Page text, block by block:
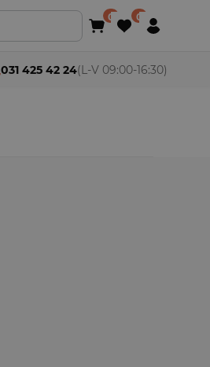
031 425 42 24(L-V 09:00-16:30)